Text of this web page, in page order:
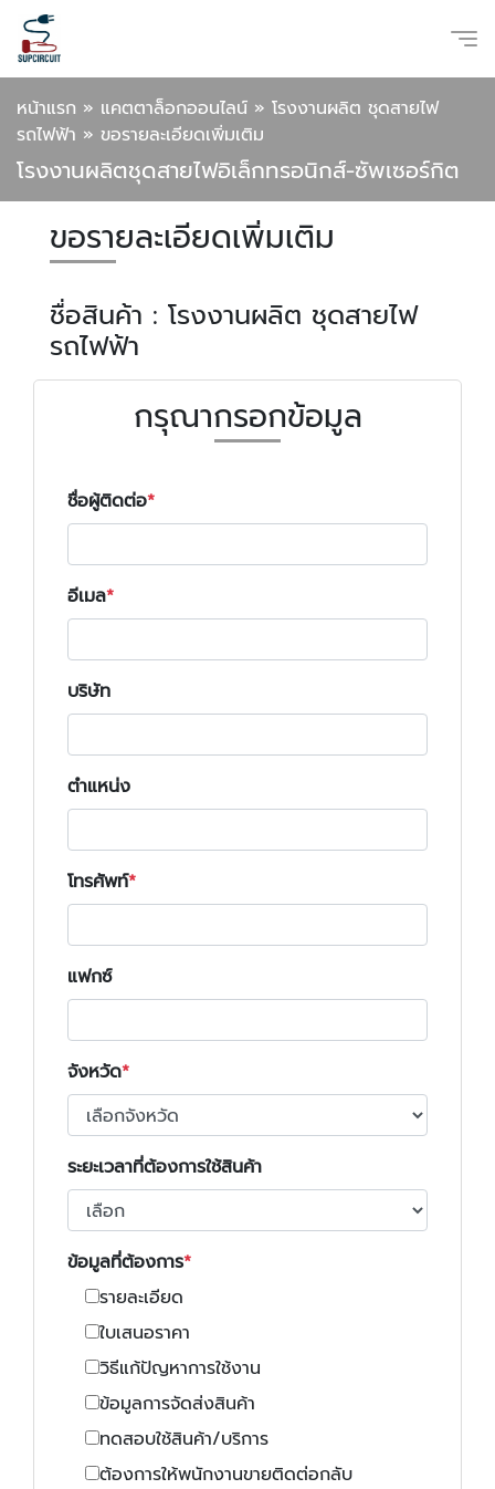
หน้าแรก » แคตตาล็อกออนไลน์ » โรงงานผลิต ชุดสายไฟ
รถไฟฟ้า » ขอรายละเอียดเพิ่มเติม
โรงงานผลิตชุดสายไฟอิเล็กทรอนิกส์-ซัพเซอร์กิต
ขอรายละเอียดเพิ่มเติม
ชื่อสินค้า : โรงงานผลิต ชุดสายไฟ
รถไฟฟ้า
กรุณากรอกข้อมูล
ชื่อผู้ติดต่อ
อีเมล
บริษัท
ตำแหน่ง
โทรศัพท์
แฟกซ์
จังหวัด
ระยะเวลาที่ต้องการใช้สินค้า
ข้อมูลที่ต้องการ
รายละเอียด
ใบเสนอราคา
วิธีแก้ปัญหาการใช้งาน
ข้อมูลการจัดส่งสินค้า
ทดสอบใช้สินค้า/บริการ
ต้องการให้พนักงานขายติดต่อกลับ